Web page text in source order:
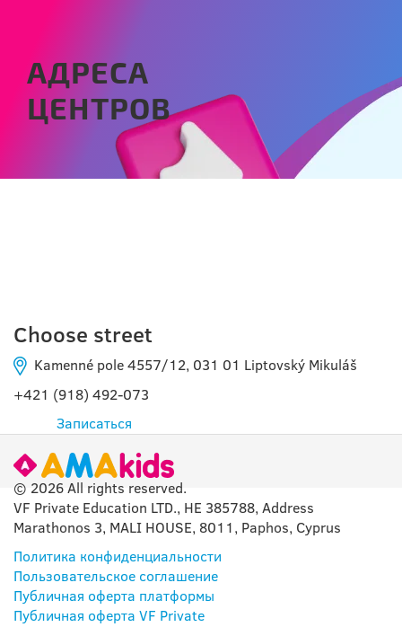
АДРЕСА
ЦЕНТРОВ
Choose street
Kamenné pole 4557/12, 031 01 Liptovský Mikuláš
+421 (918) 492-073
Записаться
© 2026 All rights reserved.
VF Private Education LTD., HE 385788, Address
Marathonos 3, MALI HOUSE, 8011, Paphos, Cyprus
Политика конфиденциальности
Пользовательское соглашение
Публичная оферта платформы
Публичная оферта VF Private